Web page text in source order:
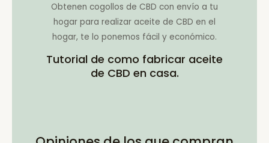
Obtenen cogollos de CBD con envío a tu
hogar para realizar aceite de CBD en el
hogar, te lo ponemos fácil y económico.
Tutorial de como fabricar aceite
de CBD en casa.